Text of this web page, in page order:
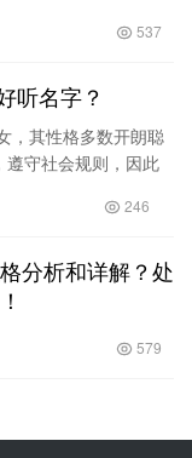
537
听名字？
，其性格多数开朗聪
遵守社会规则，因此
246
分析和详解？处
579